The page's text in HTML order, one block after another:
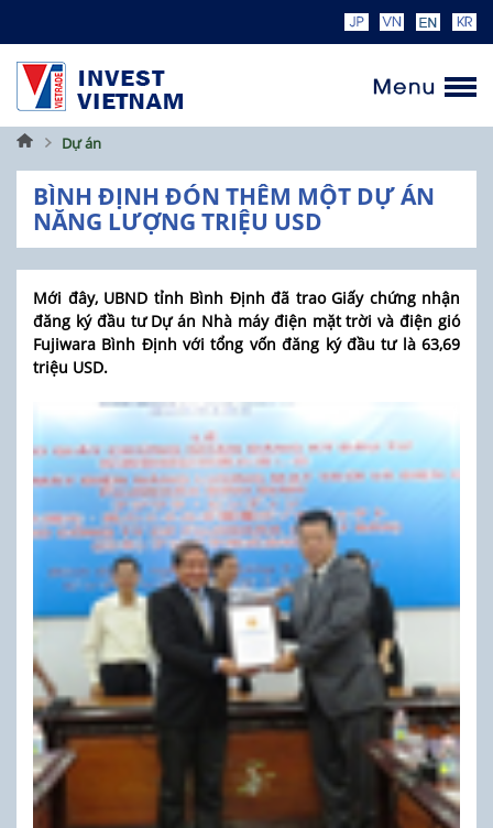
Trang
chủ
Dự án
BÌNH ĐỊNH ĐÓN THÊM MỘT DỰ ÁN
NĂNG LƯỢNG TRIỆU USD
Mới đây, UBND tỉnh Bình Định đã trao Giấy chứng nhận
đăng ký đầu tư Dự án Nhà máy điện mặt trời và điện gió
Fujiwara Bình Định với tổng vốn đăng ký đầu tư là 63,69
triệu USD.